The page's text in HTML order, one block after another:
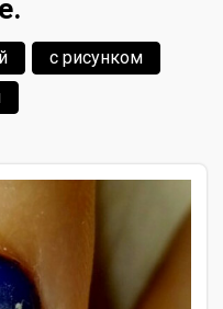
с рисунком